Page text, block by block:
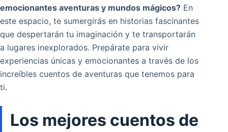
emocionantes aventuras y mundos mágicos? En
este espacio, te sumergirás en historias fascinantes
que despertarán tu imaginación y te transportarán
a lugares inexplorados. Prepárate para vivir
experiencias únicas y emocionantes a través de los
increíbles cuentos de aventuras que tenemos para
ti.
Los mejores cuentos de